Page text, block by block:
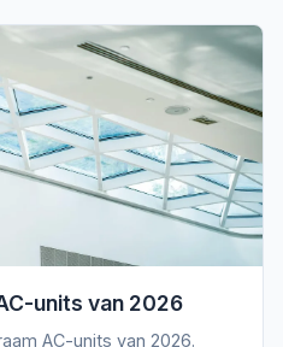
units van 2026
AC-units van 2026.